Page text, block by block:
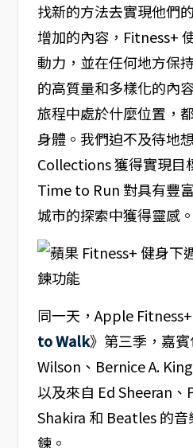
找新的方法去實現他們
增加的內容，Fitness+
動力，並在任何地方保
的高質量和多樣化的內
旅程中處於什麼位置，
身體。我們迫不及待地
Collections 獲得實現目
Time to Run 對具有豐
城市的探索中獲得靈感。
同一天，Apple
to Walk》第三季，嘉
Wilson、Bernice A.
以及來自 Ed Sheeran
Shakira 和 Beatles 的
鍊。